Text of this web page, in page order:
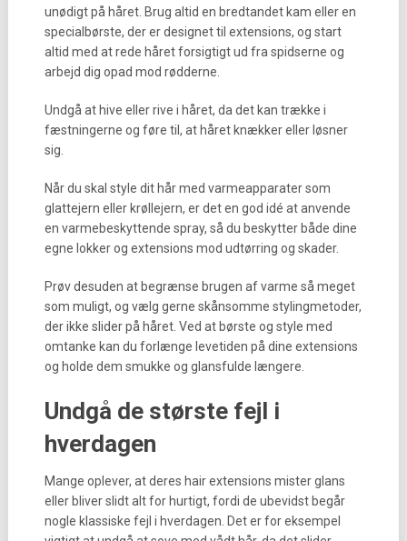
unødigt på håret. Brug altid en bredtandet kam eller en
specialbørste, der er designet til extensions, og start
altid med at rede håret forsigtigt ud fra spidserne og
arbejd dig opad mod rødderne.
Undgå at hive eller rive i håret, da det kan trække i
fæstningerne og føre til, at håret knækker eller løsner
sig.
Når du skal style dit hår med varmeapparater som
glattejern eller krøllejern, er det en god idé at anvende
en varmebeskyttende spray, så du beskytter både dine
egne lokker og extensions mod udtørring og skader.
Prøv desuden at begrænse brugen af varme så meget
som muligt, og vælg gerne skånsomme stylingmetoder,
der ikke slider på håret. Ved at børste og style med
omtanke kan du forlænge levetiden på dine extensions
og holde dem smukke og glansfulde længere.
Undgå de største fejl i
hverdagen
Mange oplever, at deres hair extensions mister glans
eller bliver slidt alt for hurtigt, fordi de ubevidst begår
nogle klassiske fejl i hverdagen. Det er for eksempel